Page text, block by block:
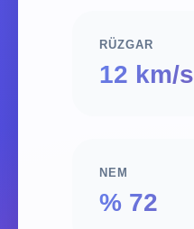
RÜZGAR
12 km/s
NEM
% 72